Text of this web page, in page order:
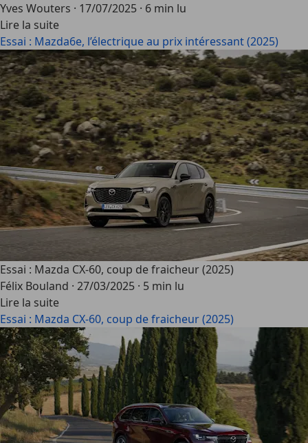
Yves Wouters · 17/07/2025 · 6 min lu
Lire la suite
Essai : Mazda6e, l’électrique au prix intéressant (2025)
Essai : Mazda CX-60, coup de fraicheur (2025)
Félix Bouland · 27/03/2025 · 5 min lu
Lire la suite
Essai : Mazda CX-60, coup de fraicheur (2025)